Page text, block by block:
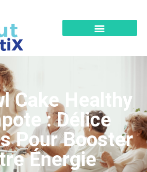
Cake Healthy
: Délice
Pour Booster
Énergie